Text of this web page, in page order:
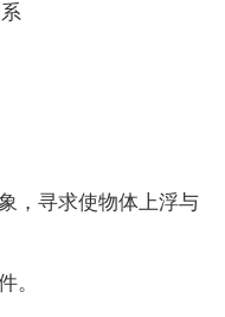
，寻求使物体上浮与
。